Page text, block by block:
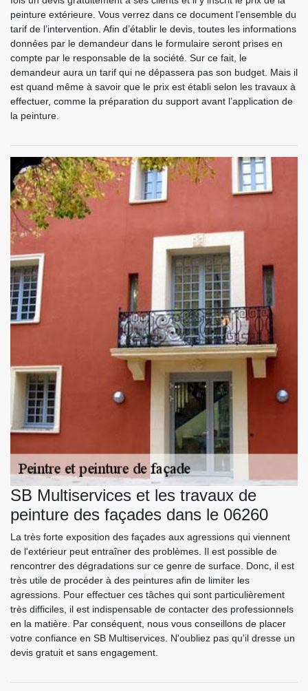
peinture extérieure. Vous verrez dans ce document l’ensemble du
tarif de l’intervention. Afin d’établir le devis, toutes les informations
données par le demandeur dans le formulaire seront prises en
compte par le responsable de la société. Sur ce fait, le
demandeur aura un tarif qui ne dépassera pas son budget. Mais il
est quand même à savoir que le prix est établi selon les travaux à
effectuer, comme la préparation du support avant l’application de
la peinture.
SB Multiservices et les travaux de
peinture des façades dans le 06260
La très forte exposition des façades aux agressions qui viennent
de l'extérieur peut entraîner des problèmes. Il est possible de
rencontrer des dégradations sur ce genre de surface. Donc, il est
très utile de procéder à des peintures afin de limiter les
agressions. Pour effectuer ces tâches qui sont particulièrement
très difficiles, il est indispensable de contacter des professionnels
en la matière. Par conséquent, nous vous conseillons de placer
votre confiance en SB Multiservices. N'oubliez pas qu'il dresse un
devis gratuit et sans engagement.